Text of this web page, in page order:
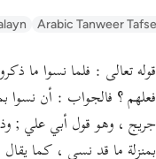
Arabic Tanweer
قوله تعالى : فلما نسوا ما
فعلهم ؟ فالجواب : أن نسوا
جريج ، وهو قول أبي علي ;
بمنزلة ما قد نسي ، كما